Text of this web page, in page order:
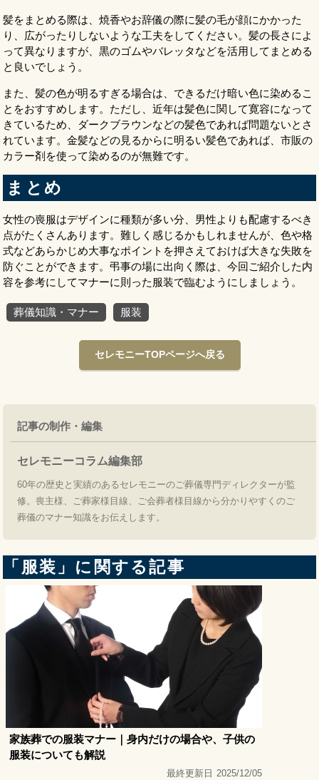
髪をまとめる際は、焼香やお辞儀の際に髪の毛が顔にかかった
り、広がったりしないような工夫をしてください。髪の長さによ
って異なりますが、黒のゴムやバレッタなどを活用してまとめる
と良いでしょう。
また、髪の色が明るすぎる場合は、できるだけ暗い色に染めるこ
とをおすすめします。ただし、近年は髪色に関して寛容になって
きているため、ダークブラウンなどの髪色であれば問題ないとさ
れています。金髪などの見るからに明るい髪色であれば、市販の
カラー剤を使って染めるのが無難です。
まとめ
女性の喪服はデザインに種類が多い分、男性よりも配慮するべき
点がたくさんあります。難しく感じるかもしれませんが、色や格
式などあらかじめ大事なポイントを押さえておけば大きな失敗を
防ぐことができます。弔事の場に出向く際は、今回ご紹介した内
容を参考にしてマナーに則った服装で臨むようにしましょう。
葬儀知識・マナー 服装
セレモニーTOPページへ戻る
記事の制作・編集
セレモニーコラム編集部
60年の歴史と実績のあるセレモニーのご葬儀専門ディレクターが監
修。喪主様、ご葬家様目線、ご会葬者様目線から分かりやすくのご
葬儀のマナー知識をお伝えします。
「服装」に関する記事
家族葬での服装マナー｜身内だけの場合や、子供の
服装についても解説
最終更新日 2025/12/05